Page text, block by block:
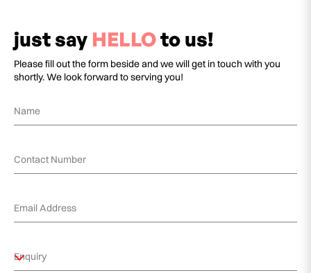
just say HELLOto us!
Please fill out the form beside and we will get in touch with you
shortly. We look forward to serving you!